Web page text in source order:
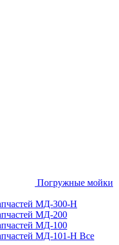
Погружные мойки
МД-300-H
МД-200
МД-100
МД-101-Н Все